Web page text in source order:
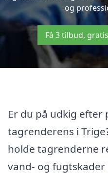
og
Få 3 tilbud,
Er du på udkig efter
tagrenderens i
holde tagrenderne
vand- og fugtskader